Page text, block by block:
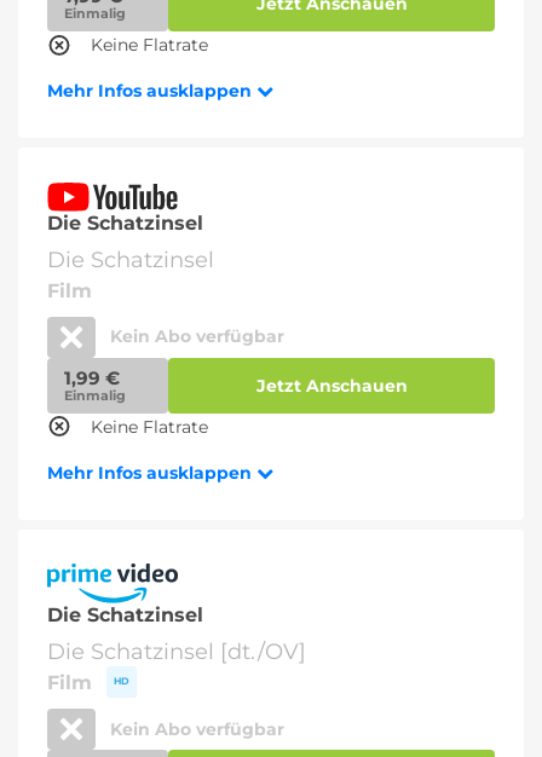
Einmalig
Keine Flatrate
Mehr Infos ausklappen
Die Schatzinsel
Die Schatzinsel
Film
Kein Abo verfügbar
1,99 €
Einmalig
Jetzt Anschauen
Keine Flatrate
Mehr Infos ausklappen
Die Schatzinsel
Die Schatzinsel [dt./OV]
Film HD
Kein Abo verfügbar